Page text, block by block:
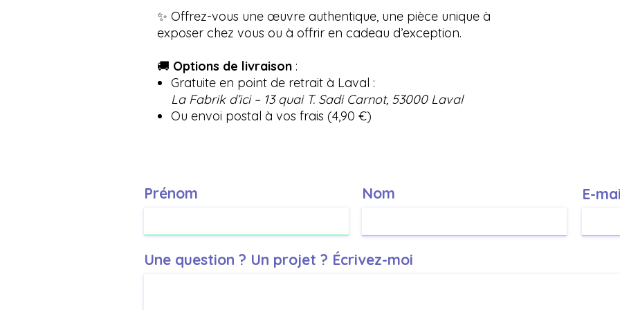
✨ Offrez-vous une œuvre authentique, une pièce unique à
exposer chez vous ou à offrir en cadeau d’exception.
🚚 Options de livraison :
Gratuite en point de retrait à Laval :
La Fabrik d’ici – 13 quai T. Sadi Carnot, 53000 Laval
Ou envoi postal à vos frais (4,90 €)
Prénom Nom E-
Une question ? Un projet ? Écrivez-moi